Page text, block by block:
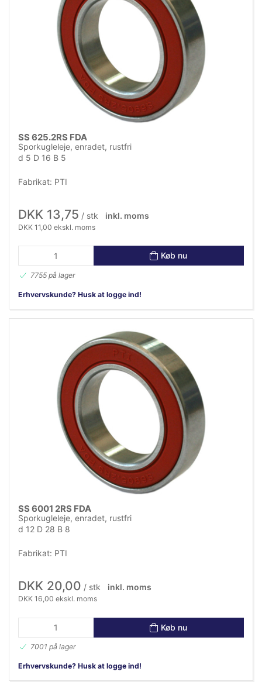
SS 625.2RS FDA
Sporkugleleje, enradet, rustfri
d 5 D 16 B 5
Fabrikat: PTI
DKK 13,75 / stk inkl. moms
DKK 11,00 ekskl. moms
Køb nu
7755 på lager
Erhvervskunde? Husk at logge ind!
SS 6001 2RS FDA
Sporkugleleje, enradet, rustfri
d 12 D 28 B 8
Fabrikat: PTI
DKK 20,00 / stk inkl. moms
DKK 16,00 ekskl. moms
Køb nu
7001 på lager
Erhvervskunde? Husk at logge ind!